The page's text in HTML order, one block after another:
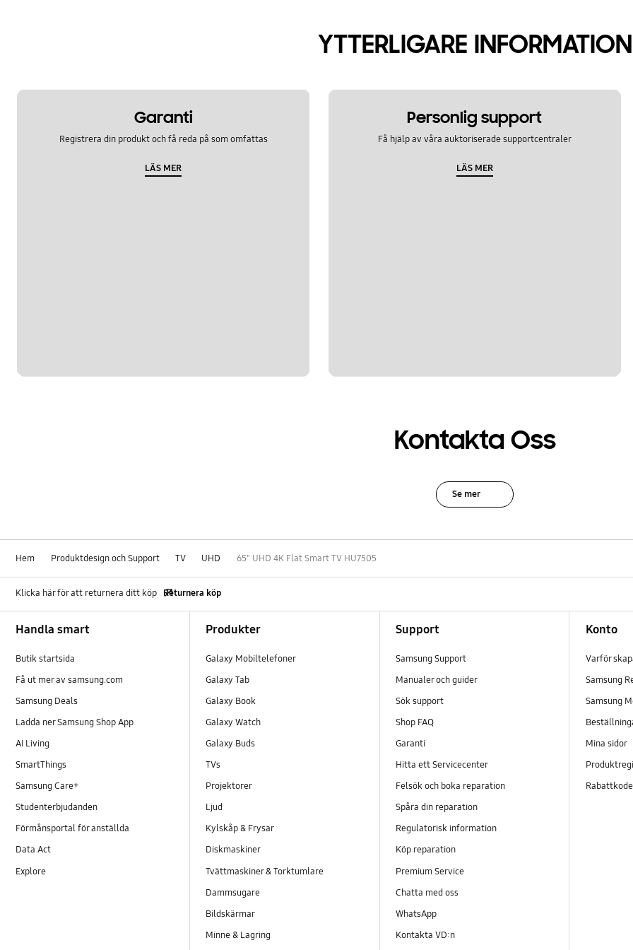
YTTERLIGARE INFORMATION
Garanti
Registrera din produkt och få reda på som omfattas
LÄS MER
Personlig support
Få hjälp av våra auktoriserade supportcentraler
LÄS MER
Kontakta Oss
Se mer
Hem Produktdesign och Support TV UHD 65" UHD 4K Flat Smart TV HU7505
Klicka här för att returnera ditt köp Returnera köp
Handla smart
Butik startsida
Få ut mer av samsung.com
Samsung Deals
Ladda ner Samsung Shop App
AI Living
SmartThings
Samsung Care+
Studenterbjudanden
Förmånsportal för anställda
Data Act
Explore
Produkter
Galaxy Mobiltelefoner
Galaxy Tab
Galaxy Book
Galaxy Watch
Galaxy Buds
TVs
Projektorer
Ljud
Kylskåp & Frysar
Diskmaskiner
Tvättmaskiner & Torktumlare
Dammsugare
Bildskärmar
Minne & Lagring
Support
Samsung Support
Manualer och guider
Sök support
Shop FAQ
Garanti
Hitta ett Servicecenter
Felsök och boka reparation
Spåra din reparation
Regulatorisk information
Köp reparation
Premium Service
Chatta med oss
WhatsApp
Kontakta VD:n
Konto
Varför
Samsung
Samsung
Mina sidor